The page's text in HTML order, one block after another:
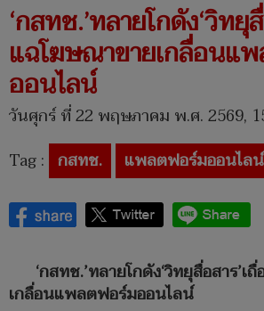
‘กสทช.’ทลายโกดัง‘วิทยุ
แฉโฆษณาขายเกลื่อนแ
ออนไลน์
วันศุกร์ ที่ 22 พฤษภาคม พ.ศ. 2569,
Tag : กสทช. แพลตฟอร์มออนไลน์
‘กสทช.’ทลายโกดัง‘วิทยุสื่อสาร’
เกลื่อนแพลตฟอร์มออนไลน์